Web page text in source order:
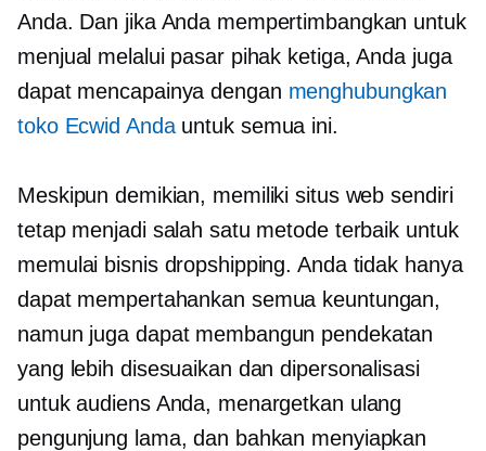
Anda. Dan jika Anda mempertimbangkan untuk
menjual melalui pasar pihak ketiga, Anda juga
dapat mencapainya dengan menghubungkan
toko Ecwid Andauntuk semua ini.
Meskipun demikian, memiliki situs web sendiri
tetap menjadi salah satu metode terbaik untuk
memulai bisnis dropshipping. Anda tidak hanya
dapat mempertahankan semua keuntungan,
namun juga dapat membangun pendekatan
yang lebih disesuaikan dan dipersonalisasi
untuk audiens Anda, menargetkan ulang
pengunjung lama, dan bahkan menyiapkan